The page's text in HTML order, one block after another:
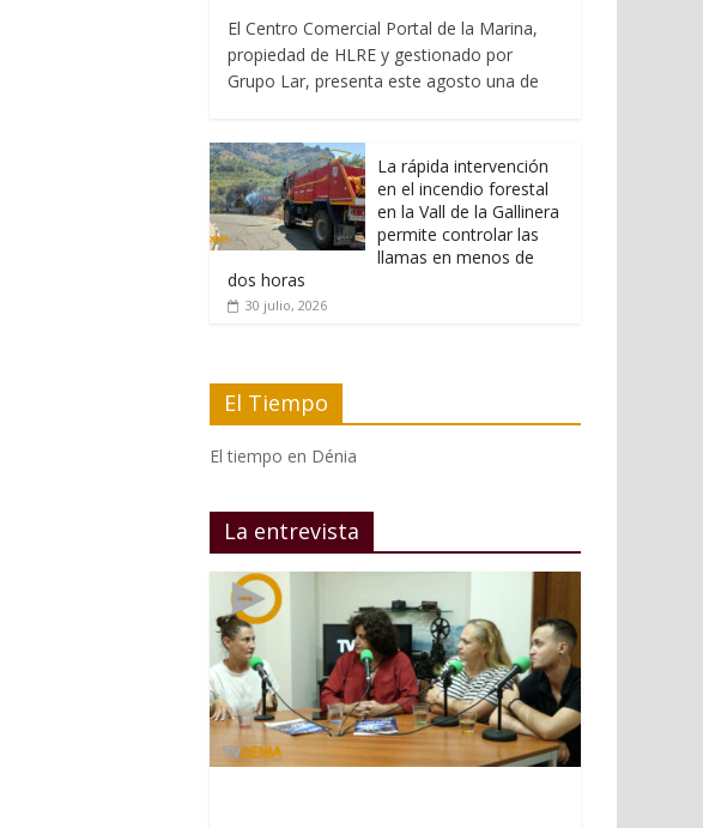
El Centro Comercial Portal de la Marina,
propiedad de HLRE y gestionado por
Grupo Lar, presenta este agosto una de
La rápida intervención
en el incendio forestal
en la Vall de la Gallinera
permite controlar las
llamas en menos de
dos horas
30 julio, 2026
El Tiempo
El tiempo en Dénia
La entrevista